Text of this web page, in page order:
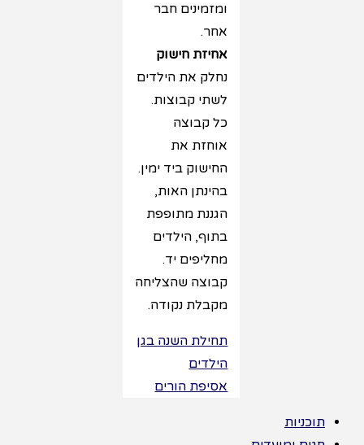
ומזמינים חבר
אחר.
אחיזת חישוק
נחלק את הילדים
לשתי קבוצות.
כל קבוצה
אוחזת את
החישוק ביד ימין.
בהינתן האות,
הגננת מתופפת
בתוף, הילדים
מחליפים יד.
קבוצה שהצליחה
מקבלת נקודה.
תחילת השנה בגן
הילדים
אסיפת הורים
תוכניות